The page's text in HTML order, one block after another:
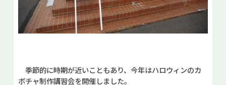
季節的に時期が近いこともあり、今年はハロウィンのカ
ボチャ制作講習会を開催しました。